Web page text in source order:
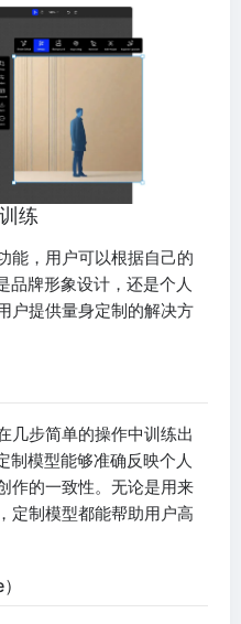
练
能，用户可以根据自己的
品牌形象设计，还是个人
户提供量身定制的解决方
几步简单的操作中训练出
制模型能够准确反映个人
作的一致性。无论是用来
定制模型都能帮助用户高